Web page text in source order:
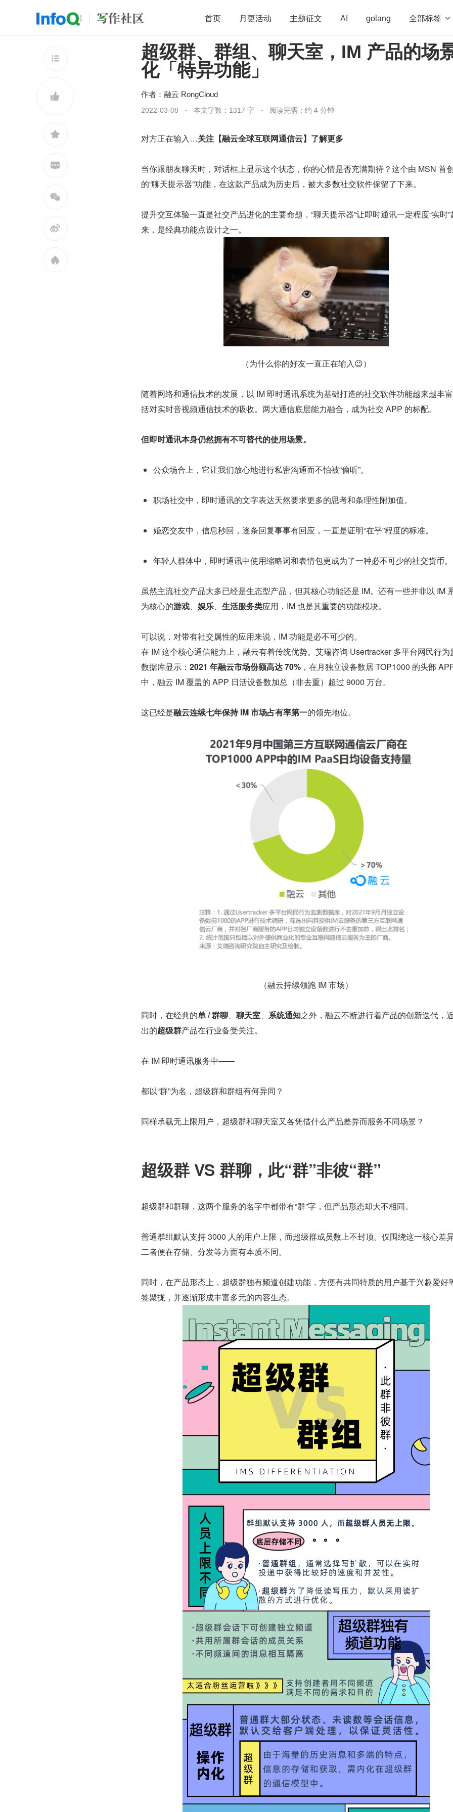
首页 月更活动 主题征文 AI golang 全部标签 
开源 架构 OpenHarmony 算法 学习方法 Web3.0 高
团队管理 程序员
查看更多







超级群、群组、聊天室，IM 产品的场
化「特异功能」
作者： 融云 RongCloud
2022-03-08 本文字数：1317 字 阅读完需：约 4 分钟
对方正在输入…关注【融云全球互联网通信云】了解更多
当你跟朋友聊天时，对话框上显示这个状态，你的心情是否充满期待？这个由 MSN 首
的“聊天提示器”功能，在这款产品成为历史后，被大多数社交软件保留了下来。
提升交互体验一直是社交产品进化的主要命题，“聊天提示器”让即时通讯一定程度“实时”
来，是经典功能点设计之一。
（为什么你的好友一直正在输入😉）
随着网络和通信技术的发展，以 IM 即时通讯系统为基础打造的社交软件功能越来越丰
括对实时音视频通信技术的吸收。两大通信底层能力融合，成为社交 APP 的标配。
但即时通讯本身仍然拥有不可替代的使用场景。
公众场合上，它让我们放心地进行私密沟通而不怕被“偷听”。
职场社交中，即时通讯的文字表达天然要求更多的思考和条理性附加值。
婚恋交友中，信息秒回，逐条回复事事有回应，一直是证明“在乎”程度的标准。
年轻人群体中，即时通讯中使用缩略词和表情包更成为了一种必不可少的社交货币。
虽然主流社交产品大多已经是生态型产品，但其核心功能还是 IM。还有一些并非以 IM
为核心的游戏、 娱乐、 生活服务类应用，IM 也是其重要的功能模块。
可以说，对带有社交属性的应用来说，IM 功能是必不可少的。
在 IM 这个核心通信能力上，融云有着传统优势。艾瑞咨询 Usertracker 多平台网民行为
数据库显示： 2021 年融云市场份额高达 70% ，在月独立设备数居 TOP1000 的头部
中，融云 IM 覆盖的 APP 日活设备数加总（非去重）超过 9000 万台。
这已经是融云连续七年保持 IM 市场占有率第一的领先地位。
（融云持续领跑 IM 市场）
同时，在经典的单 / 群聊 聊天室 系统通知之外，融云不断进行着产品的创新迭代，
出的超级群产品在行业备受关注。
在 IM 即时通讯服务中——
都以“群”为名，超级群和群组有何异同？
同样承载无上限用户，超级群和聊天室又各凭借什么产品差异而服务不同场景？
超级群 VS 群聊，此“群”非彼“群”
超级群和群聊，这两个服务的名字中都带有“群”字，但产品形态却大不相同。
普通群组默认支持 3000 人的用户上限，而超级群成员数上不封顶。仅围绕这一核心差
二者便在存储、分发等方面有本质不同。
同时，在产品形态上，超级群独有频道创建功能，方便有共同特质的用户基于兴趣爱好
签聚拢，并逐渐形成丰富多元的内容生态。